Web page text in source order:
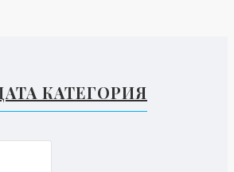
КАТЕГОРИЯ